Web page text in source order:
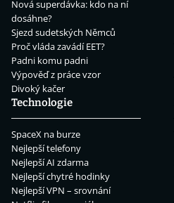
Nová superdávka: kdo na ní
dosáhne?
Sjezd sudetských Němců
Proč vláda zavádí EET?
Padni komu padni
Výpověď z práce vzor
Divoký kačer
Technologie
SpaceX na burze
Nejlepší telefony
Nejlepší AI zdarma
Nejlepší chytré hodinky
Nejlepší VPN – srovnání